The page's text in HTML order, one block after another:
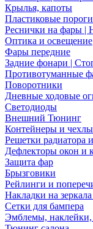
Крылья, капоты
Пластиковые пороги
Реснички на фары |
Оптика и освещение
Фары передние
Задние фонари |
Противотуманные
Поворотники
Дневные ходовые
Светодиоды
Внешний Тюнинг
Контейнеры и чехлы
Решетки радиатора
Дефлекторы окон и
Защита фар
Брызговики
Рейлинги и
Накладки на
Сетки для бампера
Эмблемы,